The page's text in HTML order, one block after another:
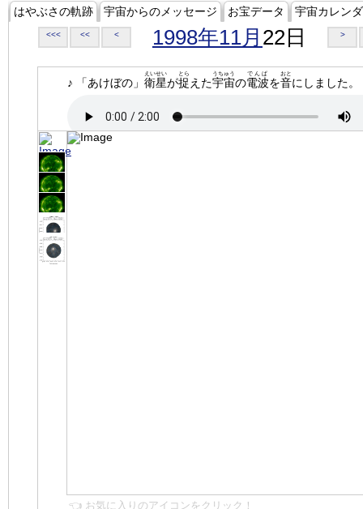
はやぶさの軌跡 宇宙からのメッセージ お宝データ 宇宙カレン
<<< << < 1998年11月 22日 >
♪ 「あけぼの」 衛星
えいせい
が捉
とら
えた宇宙
うちゅう
の電波
でんぱ
を音
おと
にしました。
👈 お気に入りのアイコンをクリック！